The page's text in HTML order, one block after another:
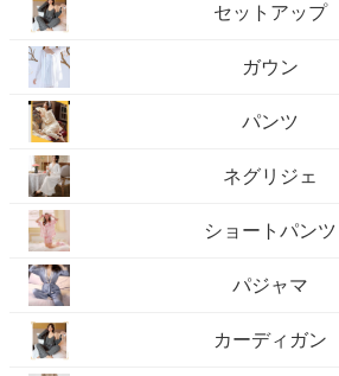
セットアップ
ガウン
パンツ
ネグリジェ
ショートパンツ
パジャマ
カーディガン